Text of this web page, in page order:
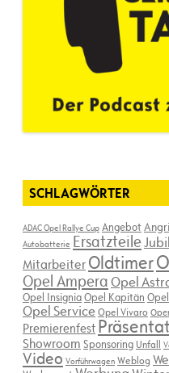
SCHLAGWÖRTER
ADAC Opel Rallye Cup Angebot
Autobatterie Ersatzteile
Mitarbeiter Oldtimer
Opel AmperaOpel
Opel InsigniaOpel Kapitän
Opel ServiceOpel Vivaro
Premierenfest
Showroom Sponsoring Unfall
Video Vorführwagen Weblog